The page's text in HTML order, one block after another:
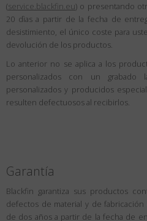
(service.blackfin.eu) o presentando
20 dìas a partir de la fecha de
desistimiento, el único coste para
devolución de los productos.
Lo anterior no se aplica a los
personalizados con un grabado
personalizados y producidos
resulten defectuosos al recibirlos.
Garantía
Blackfin garantiza sus productos
defectos de material y de
de dos años a partir de la fecha de